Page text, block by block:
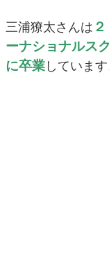
三浦獠太さんは
ーナショナルス
に卒業 しています